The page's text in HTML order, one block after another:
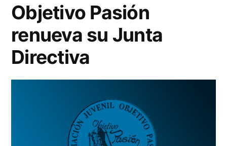
por
lo
Objetivo Pasión
renueva su Junta
Directiva